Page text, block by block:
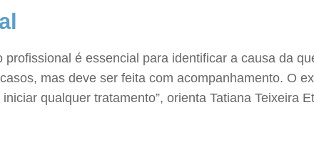
é essencial para identificar a causa da
mas deve ser feita com acompanhamento. O
qualquer tratamento”, orienta Tatiana Teixeira